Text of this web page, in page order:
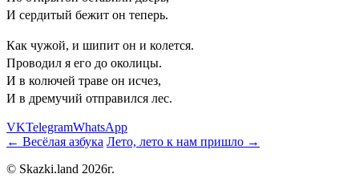
И сердитый бежит он теперь.
Как чужой, и шипит он и колется.
Проводил я его до околицы.
И в колючей траве он исчез,
И в дремучий отправился лес.
VKTelegramWhatsApp
← Весёлая азбука Лето, лето к нам пришло →
© Skazki.land 2026г.